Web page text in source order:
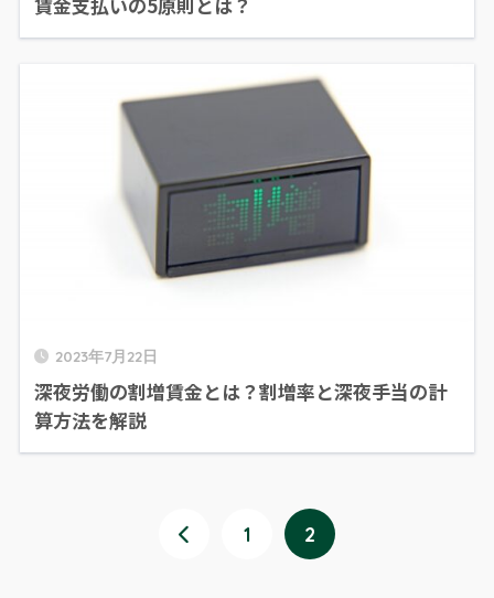
2023年7月22日
深夜労働の割増賃金とは？割増率と深夜手当の計
算方法を解説
1 2